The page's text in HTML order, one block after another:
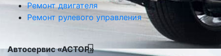
Ремонт двигателя
Ремонт рулевого управления
Автосервис «АСТОР»